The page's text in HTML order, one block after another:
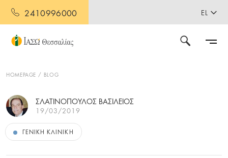
2410996000 EL
HOMEPAGE BLOG
ΣΛΑΤΙΝΟΠΟΥΛΟΣ ΒΑΣΙΛΕΙΟΣ
19/03/2019
ΓΕΝΙΚΉ ΚΛΙΝΙΚΉ